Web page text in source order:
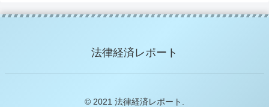
法律経済レポート
© 2021 法律経済レポート.